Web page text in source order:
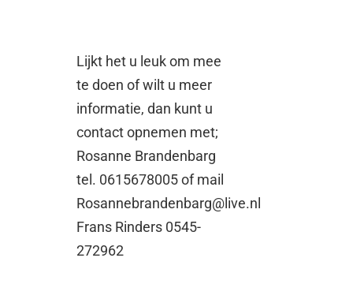
Lijkt het u leuk om mee
te doen of wilt u meer
informatie, dan kunt u
contact opnemen met;
Rosanne Brandenbarg
tel. 0615678005 of mail
Rosannebrandenbarg@live.nl
Frans Rinders 0545-
272962